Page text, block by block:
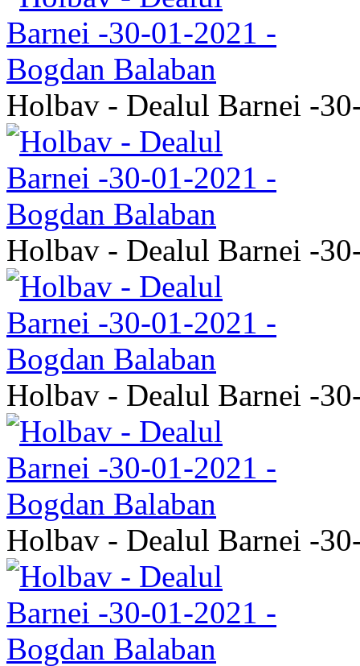
Holbav - Dealul Barnei -
Holbav - Dealul Barnei -
Holbav - Dealul Barnei -
Holbav - Dealul Barnei -